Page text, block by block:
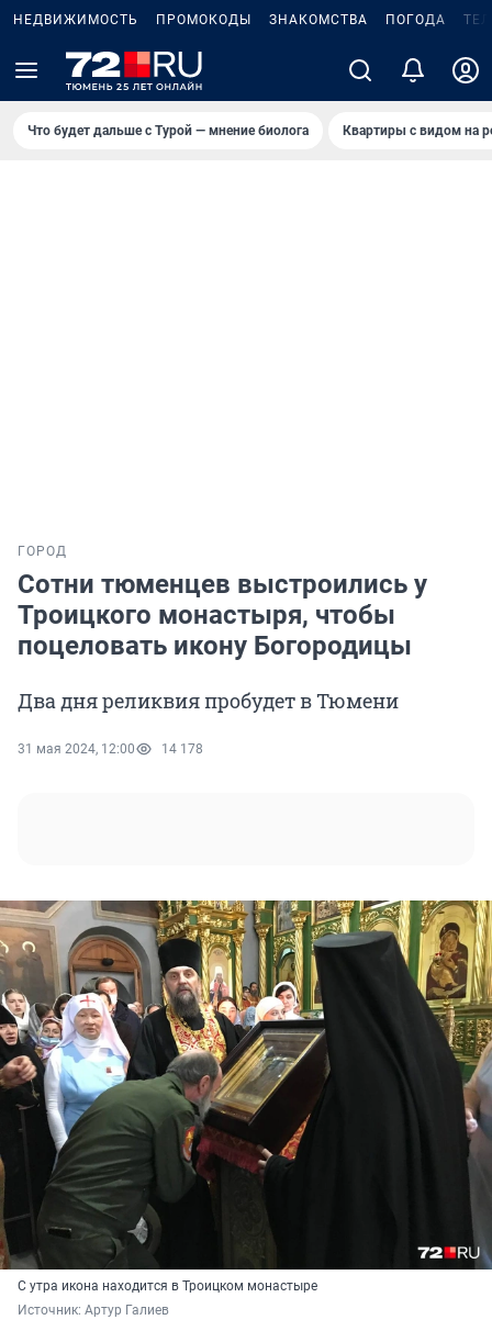
НЕДВИЖИМОСТЬ ПРОМОКОДЫ ЗНАКОМСТВА ПОГОДА
Что будет дальше с Турой — мнение биолога Квартиры с видом на
ГОРОД
Сотни тюменцев выстроились у
Троицкого монастыря, чтобы
поцеловать икону Богородицы
Два дня реликвия пробудет в Тюмени
31 мая 2024, 12:00 14 178
С утра икона находится в Троицком монастыре
Источник: Артур Галиев